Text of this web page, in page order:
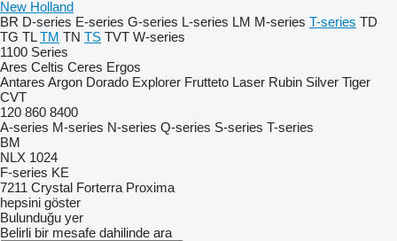
New Holland
BR D-series E-series G-series L-series LM M-series T-series TD
TG TL TM TN TS TVT W-series
1100 Series
Ares Celtis Ceres Ergos
Antares Argon Dorado Explorer Frutteto Laser Rubin Silver Tiger
CVT
120 860 8400
A-series M-series N-series Q-series S-series T-series
BM
NLX 1024
F-series KE
7211 Crystal Forterra Proxima
hepsini göster
Bulunduğu yer
Belirli bir mesafe dahilinde ara